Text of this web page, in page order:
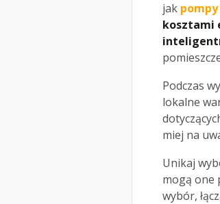
jak pompy
kosztami
Podczas
lokalne
miej na
Unikaj
mogą one
wybór,